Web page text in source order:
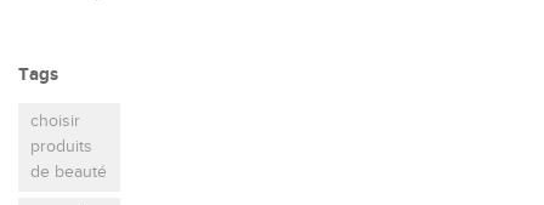
Tags
choisir
produits
de beauté